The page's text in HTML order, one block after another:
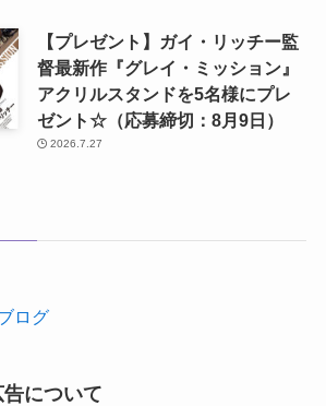
【プレゼント】ガイ・リッチー監
督最新作『グレイ・ミッション』
アクリルスタンドを5名様にプレ
ゼント☆（応募締切：8月9日）
2026.7.27
ログ
について